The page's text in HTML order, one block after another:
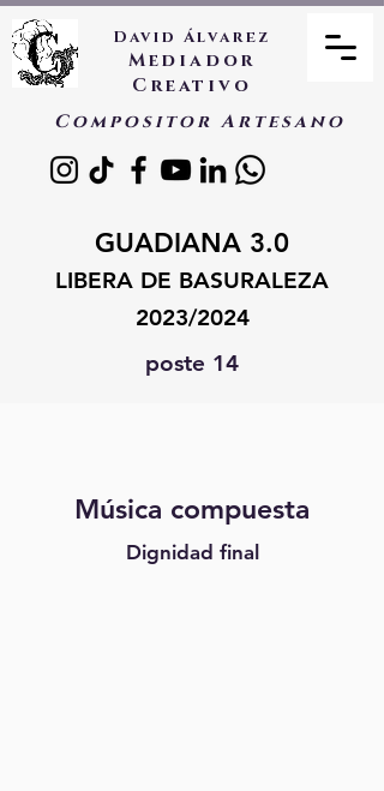
David Álvarez
Mediador
Creativo
Compositor Artesano
GUADIANA 3.0
LIBERA DE BASURALEZA
2023/2024
poste 14
Música compuesta
Dignidad final